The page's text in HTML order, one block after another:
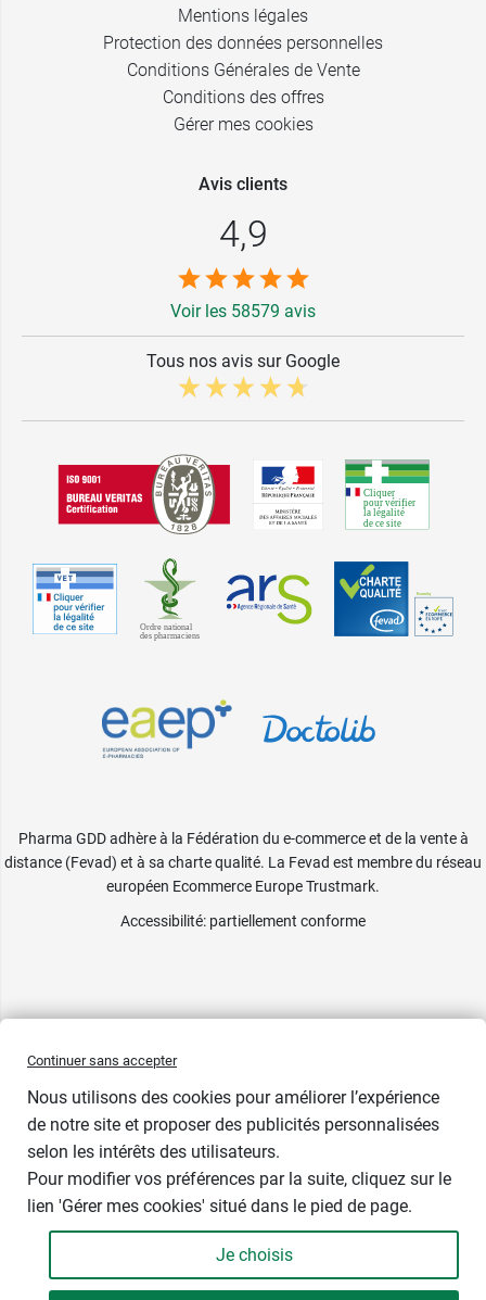
- +
Bientôt de retour
Mentions légales
Protection des données personnelles
Conditions Générales de Vente
Conditions des offres
Gérer mes cookies
Avis clients
4,9
Voir les 58579 avis
Tous nos avis sur Google
Pharma GDD adhère à la Fédération du e-commerce et de la vente à
distance (Fevad) et à sa charte qualité. La Fevad est membre du réseau
européen Ecommerce Europe Trustmark.
Accessibilité: partiellement conforme
Continuer sans accepter
Nous utilisons des cookies pour améliorer l’expérience
de notre site et proposer des publicités personnalisées
selon les intérêts des utilisateurs.
Pour modifier vos préférences par la suite, cliquez sur le
lien 'Gérer mes cookies' situé dans le pied de page.
Je choisis